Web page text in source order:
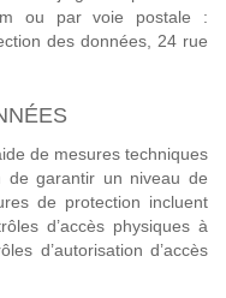
ou par voie postale :
des données, 24 rue
de mesures techniques
de garantir un niveau de
de protection incluent
d’accès physiques à
d’autorisation d’accès